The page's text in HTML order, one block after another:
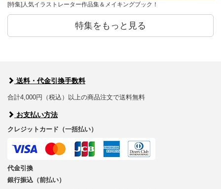
[特集]人気イラストレーター作品集＆メイキングブック！
特集をもっと見る
送料・代金引換手数料
合計4,000円（税込）以上の商品注文で送料無料
お支払い方法
クレジットカード（一括払い）
代金引換
銀行振込（前払い）